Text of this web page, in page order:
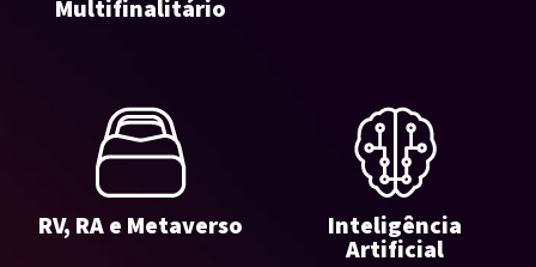
Multifinalitário
RV, RA e Metaverso
Inteligência
Artificial